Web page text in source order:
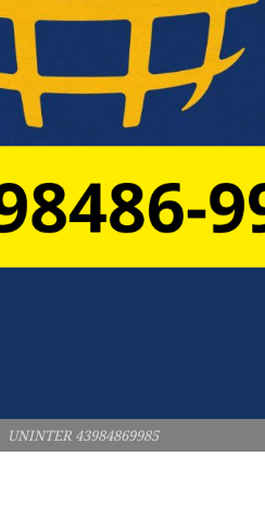
UNINTER 43984869985